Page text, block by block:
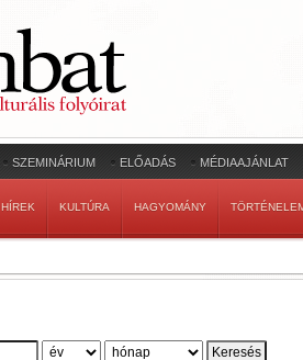
SZEMINÁRIUM ELŐADÁS MÉDIAAJÁNLAT
HÍREK KULTÚRA HAGYOMÁNY